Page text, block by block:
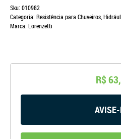
Sku: 010982
Categoria: Resistência para Chuveiros,
Marca: Lorenzetti
R$